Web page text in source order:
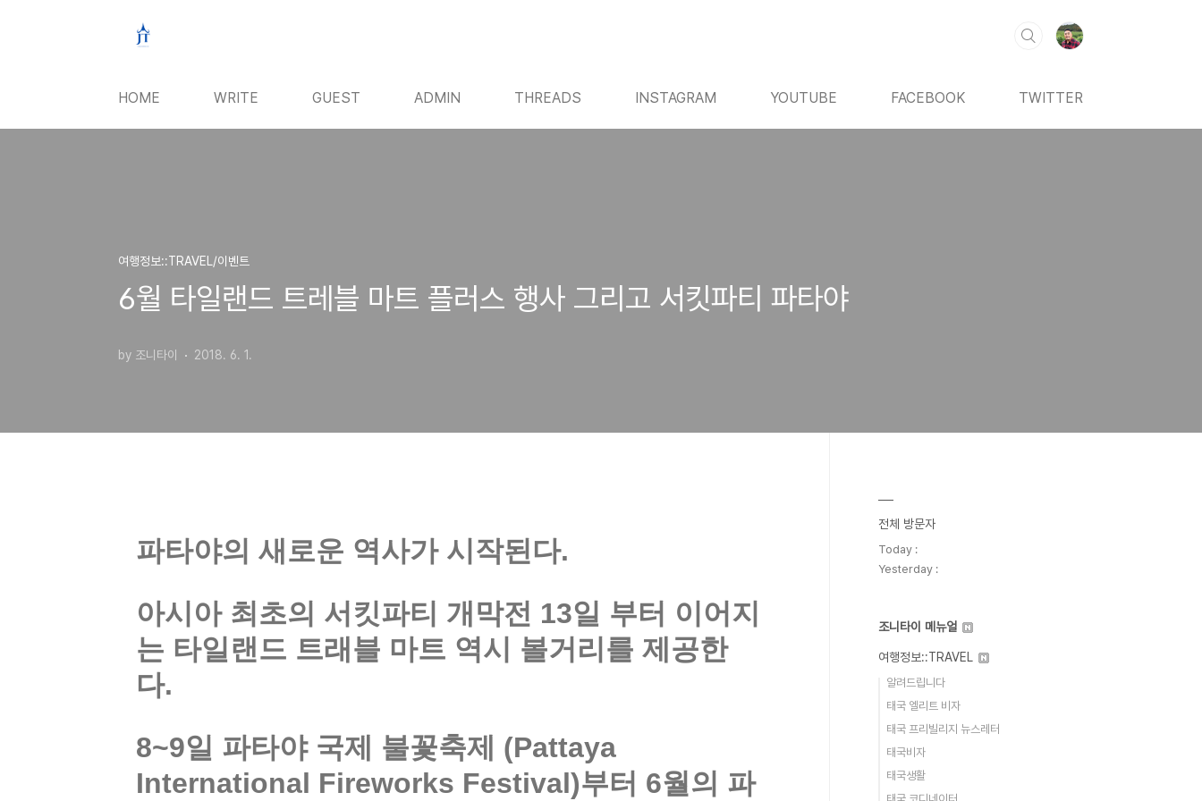
HOME WRITE GUEST ADMIN THREADS INSTAGRAM YOUTUBE FACEBOOK TWITTER
여행정보::TRAVEL/이벤트
6월 타일랜드 트레블 마트 플러스 행사 그리고 서킷파티 파타야
by 조니타이 2018. 6. 1.
파타야의 새로운 역사가 시작된다.
아시아 최초의 서킷파티 개막전 13일 부터 이어지
는 타일랜드 트래블 마트 역시 볼거리를 제공한
다.
8~9일 파타야 국제 불꽃축제 (Pattaya
International Fireworks Festival)부터 6월의 파
전체 방문자
Today :
Yesterday :
조니타이 메뉴얼
여행정보::TRAVEL
알려드립니다
태국 엘리트 비자
태국 프리빌리지 뉴스레터
태국비자
태국생활